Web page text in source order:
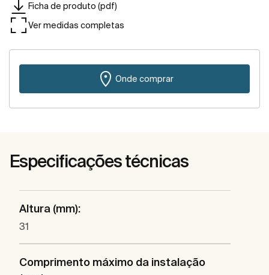
Ficha de produto (pdf)
Ver medidas completas
Onde comprar
Especificações técnicas
Altura (mm):
31
Comprimento máximo da instalação